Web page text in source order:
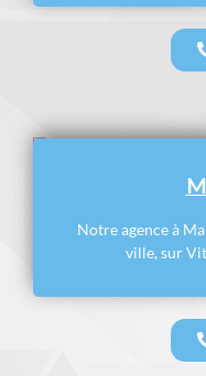
Notre agence à
ville, sur